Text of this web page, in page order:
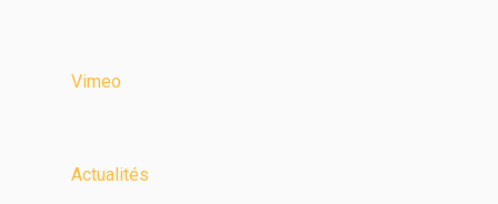
Vimeo
Actualités